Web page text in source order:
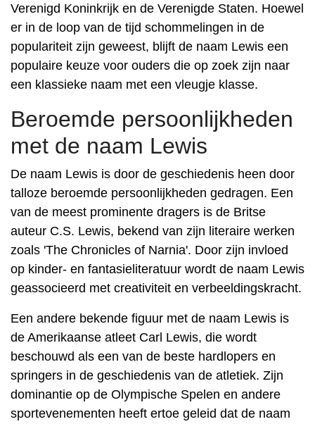
Verenigd Koninkrijk en de Verenigde Staten. Hoewel
er in de loop van de tijd schommelingen in de
populariteit zijn geweest, blijft de naam Lewis een
populaire keuze voor ouders die op zoek zijn naar
een klassieke naam met een vleugje klasse.
Beroemde persoonlijkheden
met de naam Lewis
De naam Lewis is door de geschiedenis heen door
talloze beroemde persoonlijkheden gedragen. Een
van de meest prominente dragers is de Britse
auteur C.S. Lewis, bekend van zijn literaire werken
zoals 'The Chronicles of Narnia'. Door zijn invloed
op kinder- en fantasieliteratuur wordt de naam Lewis
geassocieerd met creativiteit en verbeeldingskracht.
Een andere bekende figuur met de naam Lewis is
de Amerikaanse atleet Carl Lewis, die wordt
beschouwd als een van de beste hardlopers en
springers in de geschiedenis van de atletiek. Zijn
dominantie op de Olympische Spelen en andere
sportevenementen heeft ertoe geleid dat de naam